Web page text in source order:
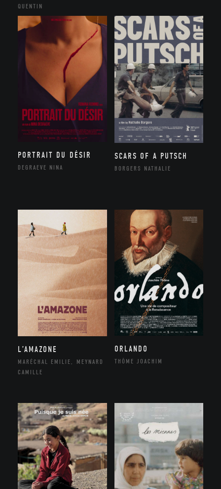
QUENTIN
PORTRAIT DU DÉSIR
DEGRAEVE NINA
SCARS OF A PUTSCH
BORGERS NATHALIE
L’AMAZONE
MARÉCHAL EMILIE, MEYNARD
CAMILLE
ORLANDO
THÔME JOACHIM